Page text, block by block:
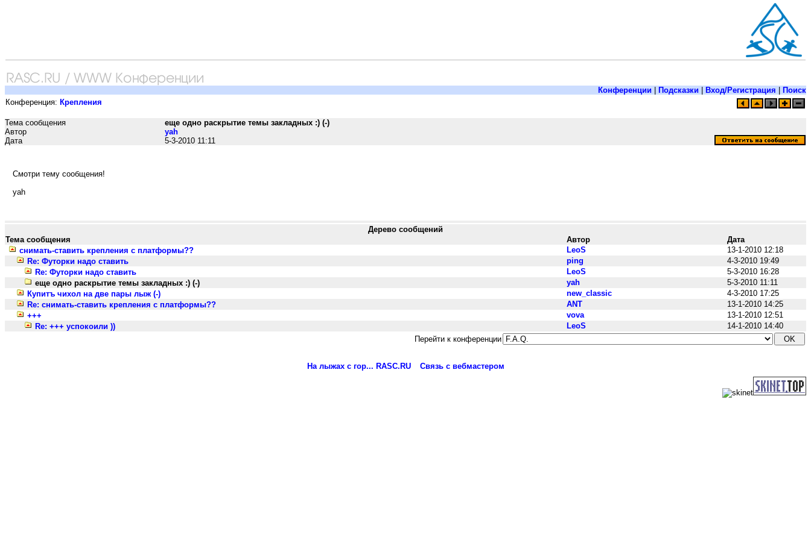
Конференции Подсказки Вход/Регистрация
Поиск
Конференция: Крепления
Тема сообщения
еще одно раскрытие темы закладных :) (-)
Автор
yah
Дата
5-3-2010 11:11
Смотри тему сообщения!
yah
Дерево сообщений
Тема сообщения
Автор
Дата
снимать-ставить крепления с платформы??
LeoS
13-1-2010 12:18
Re: Футорки надо ставить
ping
4-3-2010 19:49
Re: Футорки надо ставить
LeoS
5-3-2010 16:28
еще одно раскрытие темы закладных :) (-)
yah
5-3-2010 11:11
Купитъ чихол на две пары лыж (-)
new_classic
4-3-2010 17:25
Re: снимать-ставить крепления с платформы??
ANT
13-1-2010 14:25
+++
vova
13-1-2010 12:51
Re: +++ успокоили ))
LeoS
14-1-2010 14:40
Перейти к конференции
На лыжах с гор... RASC.RU Связь с вебмастером